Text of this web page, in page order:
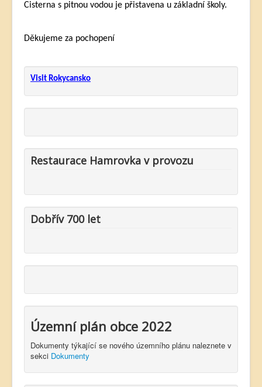
Cisterna s pitnou vodou je přistavena u základní školy.
Děkujeme za pochopení
Visit Rokycansko
Restaurace Hamrovka v provozu
Dobřív 700 let
Územní plán obce 2022
Dokumenty týkající se nového územního plánu naleznete v
sekci Dokumenty